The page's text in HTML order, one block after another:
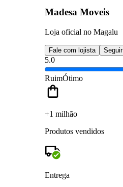
Madesa Moveis
Loja oficial no Magalu
Fale com lojista Seguir
5.0
RuimÓtimo
+1 milhão
Produtos vendidos
Entrega